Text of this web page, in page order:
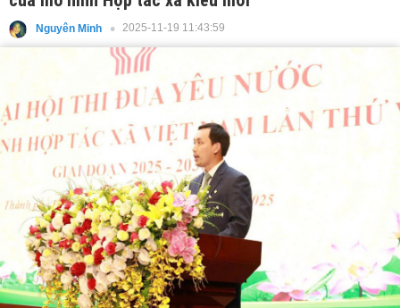
Nguyên Minh 2025-11-19 11:43:59